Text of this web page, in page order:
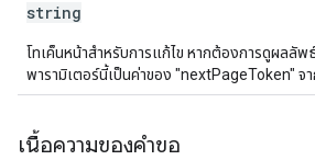
string
โทเค็นหน้าสำหรับการแก้ไข หากต้องการดูผลลัพ
พารามิเตอร์นี้เป็นค่าของ "nextPageToken" จ
เนื้อความของคำขอ